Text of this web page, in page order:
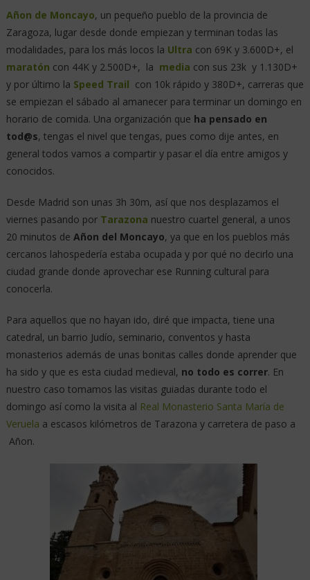
Añon de Moncayo, un pequeño pueblo de la provincia de
Zaragoza, lugar desde donde empiezan y terminan todas las
modalidades, para los más locos la Ultra con 69K y 3.600D+, el
maratón con 44K y 2.500D+, la media con sus 23k y 1.130D+
y por último la Speed Trail con 10k rápido y 380D+, carreras que
se empiezan el sábado al amanecer para terminar un domingo en
horario de comida. Una organización que ha pensado en
tod@s, tengas el nivel que tengas, pues como dije antes, en
general todos vamos a compartir y pasar el día entre amigos y
conocidos.
Desde Madrid son unas 3h 30m, así que nos desplazamos el
viernes pasando por Tarazona nuestro cuartel general, a unos
20 minutos de Añon del Moncayo, ya que en los pueblos más
cercanos lahospedería estaba ocupada y por qué no decirlo una
ciudad grande donde aprovechar ese Running cultural para
conocerla.
Para aquellos que no hayan ido, diré que impacta, tiene una
catedral, un barrio Judío, seminario, conventos y hasta
monasterios además de unas bonitas calles donde aprender que
ha sido y que es esta ciudad medieval, no todo es correr. En
nuestro caso tomamos las visitas guiadas durante todo el
domingo así como la visita al Real Monasterio Santa María de
Veruela a escasos kilómetros de Tarazona y carretera de paso a
Añon.